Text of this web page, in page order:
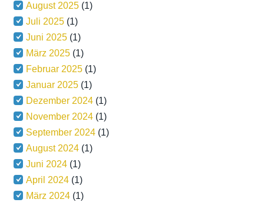
August 2025 (1)
Juli 2025 (1)
Juni 2025 (1)
März 2025 (1)
Februar 2025 (1)
Januar 2025 (1)
Dezember 2024 (1)
November 2024 (1)
September 2024 (1)
August 2024 (1)
Juni 2024 (1)
April 2024 (1)
März 2024 (1)